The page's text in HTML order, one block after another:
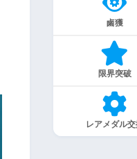
鹵獲
限界突破
レアメダル